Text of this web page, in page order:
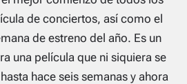
de conciertos, así como el
de estreno del año. Es un
una película que ni siquiera se
hace seis semanas y ahora